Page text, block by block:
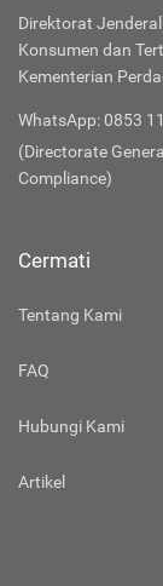
Direktorat
Konsumen dan
Kementerian
WhatsApp: 0853
(Directorate
Compliance)
Cermati
Tentang Kami
FAQ
Hubungi Kami
Artikel